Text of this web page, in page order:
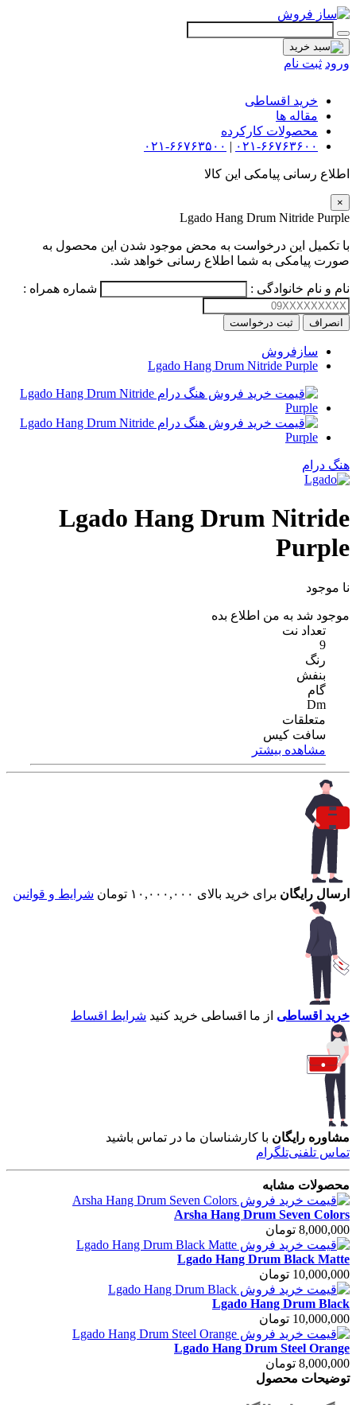
ورود ثبت نام
افکت
آمپلی فایر
سیم گیتار
پیانو و کیبورد
تجهیزات استودیویی
دی جی
ساز و ادوات موسیقی
محصولات کارکرده
مقاله ها
خرید اقساطی
مقاله ها
محصولات کارکرده
۰۲۱-۶۶۷۶۳۶۰۰ | ۰۲۱-۶۶۷۶۳۵۰۰
اطلاع رسانی پیامکی این کالا
×
Lgado Hang Drum Nitride Purple
با تکمیل این درخواست به محض موجود شدن این محصول به
صورت پیامکی به شما اطلاع رسانی خواهد شد.
نام و نام خانوادگی : شماره همراه :
انصراف ثبت درخواست
سازفروش
Lgado Hang Drum Nitride Purple
هنگ درام
Lgado Hang Drum Nitride
Purple
نا موجود
موجود شد به من اطلاع بده
تعداد نت
9
رنگ
بنفش
گام
Dm
متعلقات
سافت کیس
مشاهده بیشتر
ارسال رایگان برای خرید بالای ۱۰,۰۰۰,۰۰۰ تومان شرایط و قوانین
خرید اقساطی از ما اقساطی خرید کنید شرایط اقساط
مشاوره رایگان با کارشناسان ما در تماس باشید
تماس تلفنیتلگرام
محصولات مشابه
Arsha Hang Drum Seven Colors
8,000,000 تومان
Lgado Hang Drum Black Matte
10,000,000 تومان
Lgado Hang Drum Black
10,000,000 تومان
Lgado Hang Drum Steel Orange
8,000,000 تومان
توضیحات محصول